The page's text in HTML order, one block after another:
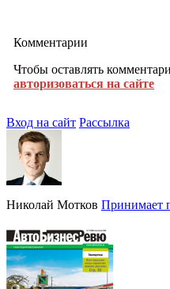
Комментарии
Чтобы оставлять
авторизоваться на сайте
Вход на сайт Рассылка
Николай Мотков Принимает